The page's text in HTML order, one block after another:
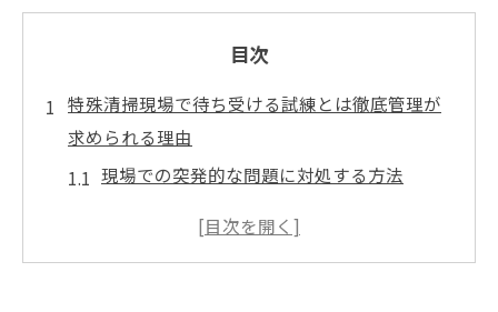
目次
特殊清掃現場で待ち受ける試練とは徹底管理が
求められる理由
現場での突発的な問題に対処する方法
法律や規則に基づく管理体制の重要性